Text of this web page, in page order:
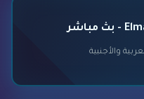
والأجنبية